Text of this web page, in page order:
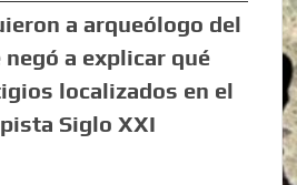
a arqueólogo del
negó a explicar qué
localizados en el
Siglo XXI